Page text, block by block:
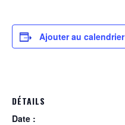
Ajouter au calendrier
DÉTAILS
Date :